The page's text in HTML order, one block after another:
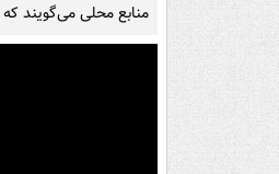
منابع محلی می‌گویند